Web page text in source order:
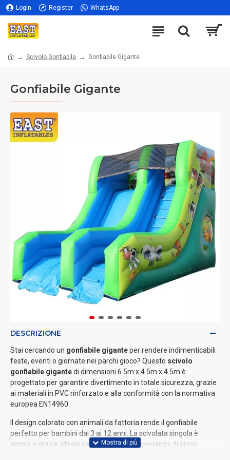
Login Register WhatsApp
Scivolo Gonfiabile Gonfiabile Gigante
Gonfiabile Gigante
DESCRIZIONE
Stai cercando un gonfiabile giganteper rendere indimenticabili
feste, eventi o giornate nei parchi gioco? Questo scivolo
gonfiabile gigantedi dimensioni 6.5m x 4.5m x 4.5m è
progettato per garantire divertimento in totale sicurezza, grazie
ai materiali in PVC rinforzato e alla conformità con la normativa
europea EN14960.
Il design colorato con animali da fattoria rende il gonfiabile
perfetto per bambini dai 3 ai 12 anni. La scivolata singola è
ampia e sicura, ideale per garantire un'esperienza di gioco